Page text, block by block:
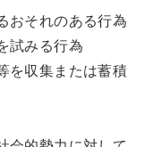
おそれのある行為
試みる行為
を収集または蓄積